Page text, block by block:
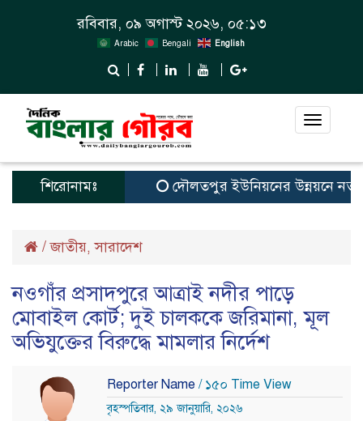
রবিবার, ০৯ অগাস্ট ২০২৬, ০৫:১৩
Arabic Bengali English
Toggle
শিরোনামঃ দৌলতপুর ইউনিয়নের উন্নয়নে নতুন
/জাতীয়,সারাদেশ
নওগাঁর প্রসাদপুরে আত্রাই নদীর পাড়ে
মোবাইল কোর্ট; দুই চালককে জরিমানা, মূল
অভিযুক্তের বিরুদ্ধে মামলার নির্দেশ
Reporter Name / ১৫০ Time View
বৃহস্পতিবার, ২৯ জানুয়ারি, ২০২৬